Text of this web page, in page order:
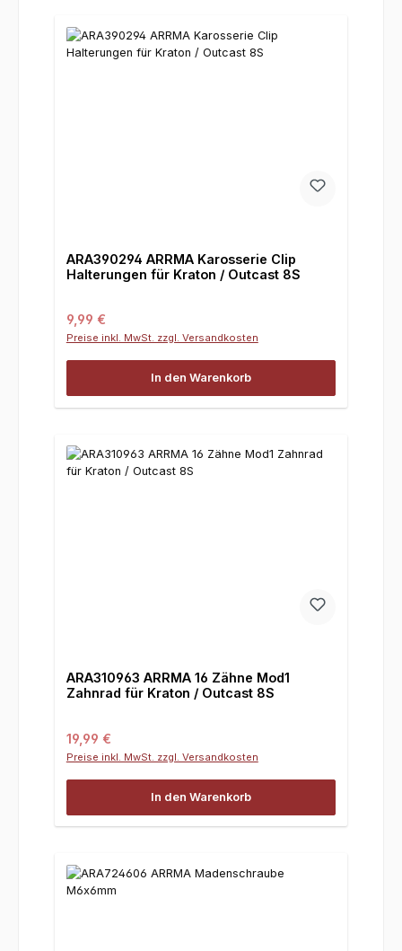
ARA390294 ARRMA Karosserie Clip
Halterungen für Kraton / Outcast 8S
Regulärer Preis:
9,99 €
Preise inkl. MwSt. zzgl. Versandkosten
In den Warenkorb
ARA310963 ARRMA 16 Zähne Mod1
Zahnrad für Kraton / Outcast 8S
Regulärer Preis:
19,99 €
Preise inkl. MwSt. zzgl. Versandkosten
In den Warenkorb